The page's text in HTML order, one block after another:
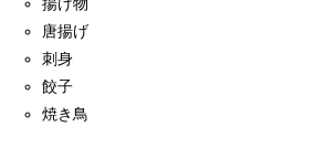
揚げ物
唐揚げ
刺身
餃子
焼き鳥